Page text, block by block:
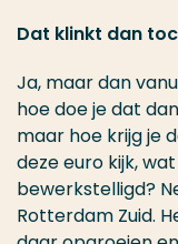
Dat klinkt dan
Ja, maar dan
hoe doe je dat
maar hoe krijg je
deze euro kijk,
bewerkstelligd?
Rotterdam Zuid.